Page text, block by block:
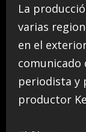
La
varias
en el
comunicado
periodista y
productor